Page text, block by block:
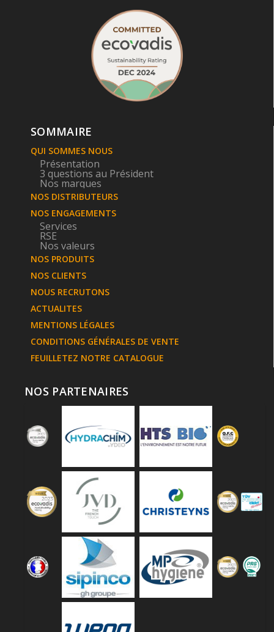
SOMMAIRE
QUI SOMMES NOUS
Présentation
3 questions au Président
Nos marques
NOS DISTRIBUTEURS
NOS ENGAGEMENTS
Services
RSE
Nos valeurs
NOS PRODUITS
NOS CLIENTS
NOUS RECRUTONS
ACTUALITES
MENTIONS LÉGALES
CONDITIONS GÉNÉRALES DE VENTE
FEUILLETEZ NOTRE CATALOGUE
NOS PARTENAIRES